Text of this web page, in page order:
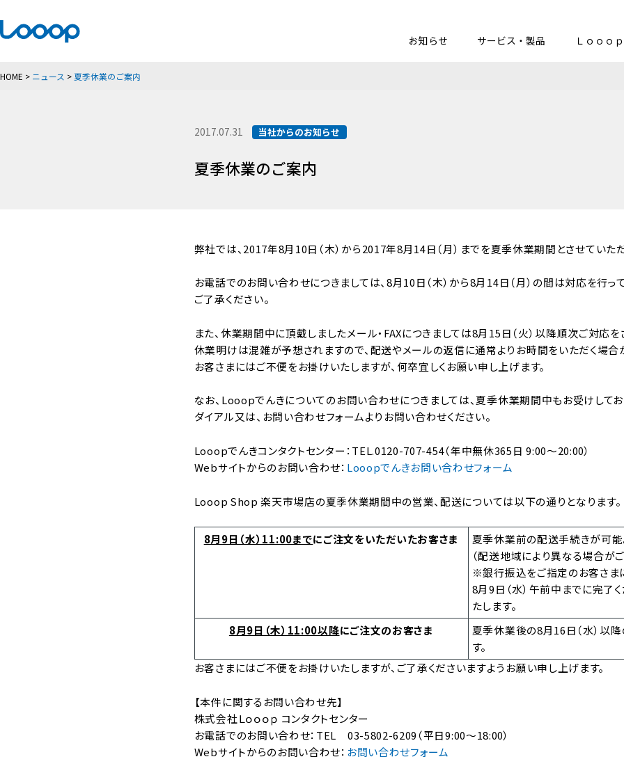
お知らせ
サービス・製品 Ｌｏｏｏ
HOME > ニュース >夏季休業のご案内
2017.07.31 当社からのお知らせ
夏季休業のご案内
弊社では、2017年8月10日（木）から2017年8月14日（月）までを夏季休業期間とさせていただ
お電話でのお問い合わせにつきましては、8月10日（木）から8月14日（月）の間は対応を行っ
ご了承ください。
また、休業期間中に頂戴しましたメール・FAXにつきましては8月15日（火）以降順次ご対応を
休業明けは混雑が予想されますので、配送やメールの返信に通常よりお時間をいただく場合
お客さまにはご不便をお掛けいたしますが、何卒宜しくお願い申し上げます。
なお、Looopでんきについてのお問い合わせにつきましては、夏季休業期間中もお受けしてお
ダイアル又は、お問い合わせフォームよりお問い合わせください。
Looopでんきコンタクトセンター：TEL.0120-707-454（年中無休365日 9:00～20:00）
Webサイトからのお問い合わせ： Looopでんきお問い合わせフォーム
Looop Shop 楽天市場店の夏季休業期間中の営業、配送については以下の通りとなります。
8月9日（水）11:00までにご注文をいただいたお客さま
夏季休業前の配送手続きが可能
（配送地域により異なる場合がご
※銀行振込をご指定のお客さま
8月9日（水）午前中までに完了
たします。
8月9日（木）11:00以降にご注文のお客さま
夏季休業後の8月16日（水）以
す。
お客さまにはご不便をお掛けいたしますが、ご了承くださいますようお願い申し上げます。
【本件に関するお問い合わせ先】
株式会社Ｌｏｏｏｐ コンタクトセンター
お電話でのお問い合わせ：TEL 03-5802-6209（平日9:00～18:00）
Webサイトからのお問い合わせ： お問い合わせフォーム